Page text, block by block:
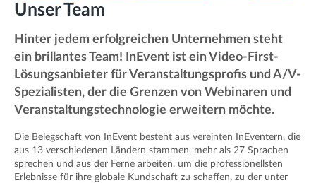
Unser Team
Hinter jedem erfolgreichen Unternehmen steht
ein brillantes Team! InEvent ist ein Video-First-
Lösungsanbieter für Veranstaltungsprofis und A/V-
Spezialisten, der die Grenzen von Webinaren und
Veranstaltungstechnologie erweitern möchte.
Die Belegschaft von InEvent besteht aus vereinten InEventern, die
aus 13 verschiedenen Ländern stammen, mehr als 27 Sprachen
sprechen und aus der Ferne arbeiten, um die professionellsten
Erlebnisse für ihre globale Kundschaft zu schaffen, zu der unter